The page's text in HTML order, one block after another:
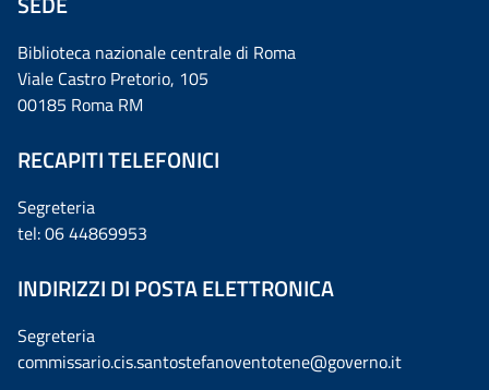
Biblioteca nazionale centrale di Roma
Viale Castro Pretorio, 105
00185 Roma RM
RECAPITI TELEFONICI
Segreteria
tel: 06 44869953
INDIRIZZI DI POSTA ELETTRONICA
Segreteria
commissario.cis.santostefanoventotene@governo.it